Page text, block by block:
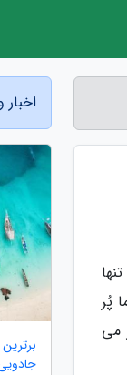
پُر
می